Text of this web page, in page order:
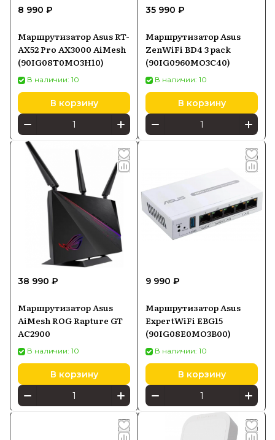
8 990 ₽
Маршрутизатор Asus RT-
AX52 Pro AX3000 AiMesh
(90IG08T0MO3H10)
В наличии: 10
В корзину
35 990 ₽
Маршрутизатор Asus
ZenWiFi BD4 3 pack
(90IG0960MO3C40)
В наличии: 10
В корзину
38 990 ₽
Маршрутизатор Asus
AiMesh ROG Rapture GT
AC2900
В наличии: 10
В корзину
9 990 ₽
Маршрутизатор Asus
ExpertWiFi EBG15
(90IG08E0MO3B00)
В наличии: 10
В корзину